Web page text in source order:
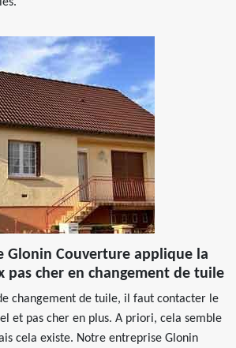
Glonin Couverture applique la
cher en changement de tuile
changement de tuile, il faut contacter le
et pas cher en plus. A priori, cela semble
cela existe. Notre entreprise Glonin